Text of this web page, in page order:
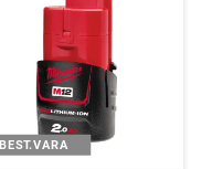
BEST.VARA